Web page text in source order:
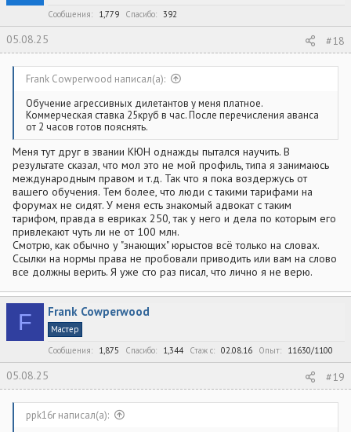
Сообщения
1,779 Спасибо 392
05.08.25 #18
Frank Cowperwood написал(а):
Обучение агрессивных дилетантов у меня платное.
Коммерческая ставка 25круб в час. После перечисления аванса
от 2 часов готов пояснять.
Меня тут друг в звании КЮН однажды пытался научить. В
результате сказал, что мол это не мой профиль, типа я занимаюсь
международным правом и т.д. Так что я пока воздержусь от
вашего обучения. Тем более, что люди с такими тарифами на
форумах не сидят. У меня есть знакомый адвокат с таким
тарифом, правда в евриках 250, так у него и дела по которым его
привлекают чуть ли не от 100 млн.
Смотрю, как обычно у "знающих" юрыстов всё только на словах.
Ссылки на нормы права не пробовали приводить или вам на слово
все должны верить. Я уже сто раз писал, что лично я не верю.
F Frank Cowperwood
Мастер
Сообщения
1,875 Спасибо 1,344 Стаж c 02.08.16 Опыт 11630/1100
05.08.25 #19
ppk16r написал(а):